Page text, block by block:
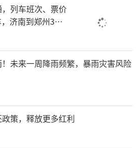
列车班次、票价
济南到郑州3小
未来一周降雨频繁，暴雨灾害风险
策，释放更多红利